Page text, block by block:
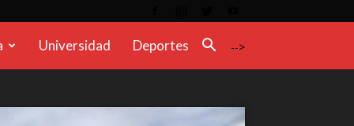
Universidad Deportes -->